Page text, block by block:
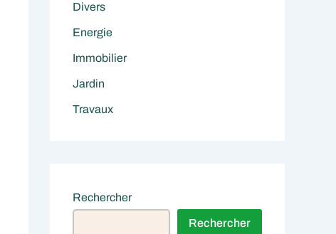
Divers
Energie
Immobilier
Jardin
Travaux
Rechercher
Rechercher